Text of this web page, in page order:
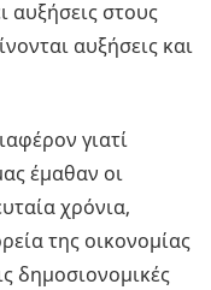
αυξήσεις στους
αυξήσεις και
γιατί
έμαθαν οι
χρόνια,
της οικονομίας
δημοσιονομικές